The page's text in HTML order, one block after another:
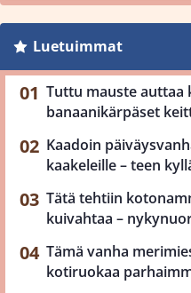
Luetuimmat
Tuttu mauste auttaa
banaanikärpäset
Kaadoin
kaakeleille – teen
Tätä tehtiin
kuivahtaa –
Tämä vanha
kotiruokaa